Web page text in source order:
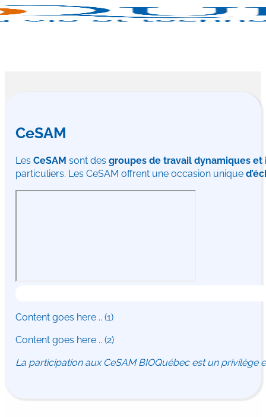
CeSAM
LesCeSAMsont desgroupes de travail dynamiques et
particuliers. Les CeSAM offrent une occasion unique
Content goes here .. (1)
Content goes here .. (2)
La participation aux CeSAM BIOQuébec est un